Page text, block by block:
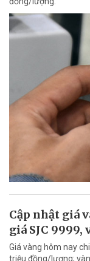
Cập nhật giá
giá SJC 9999,
Giá vàng hôm nay
triệu đồng/lượng;